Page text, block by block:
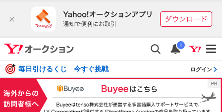
i
毎日引けるくじ 今すぐ挑戦 ログイン